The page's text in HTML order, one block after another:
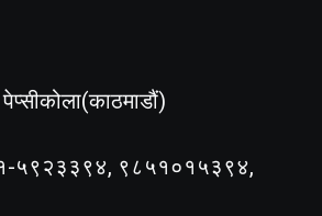
५९२३३९४, ९८५१०१५३९४,